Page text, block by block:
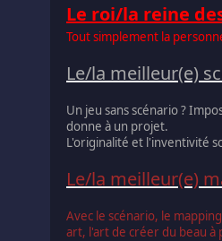
Le roi/la reine
Tout simplement la
Le/la meilleur(e)
Un jeu sans scénario ?
donne à un projet.
L'originalité et l'inventivité
Le/la meilleur(e)
Avec le scénario, le
art, l'art de créer du beau à